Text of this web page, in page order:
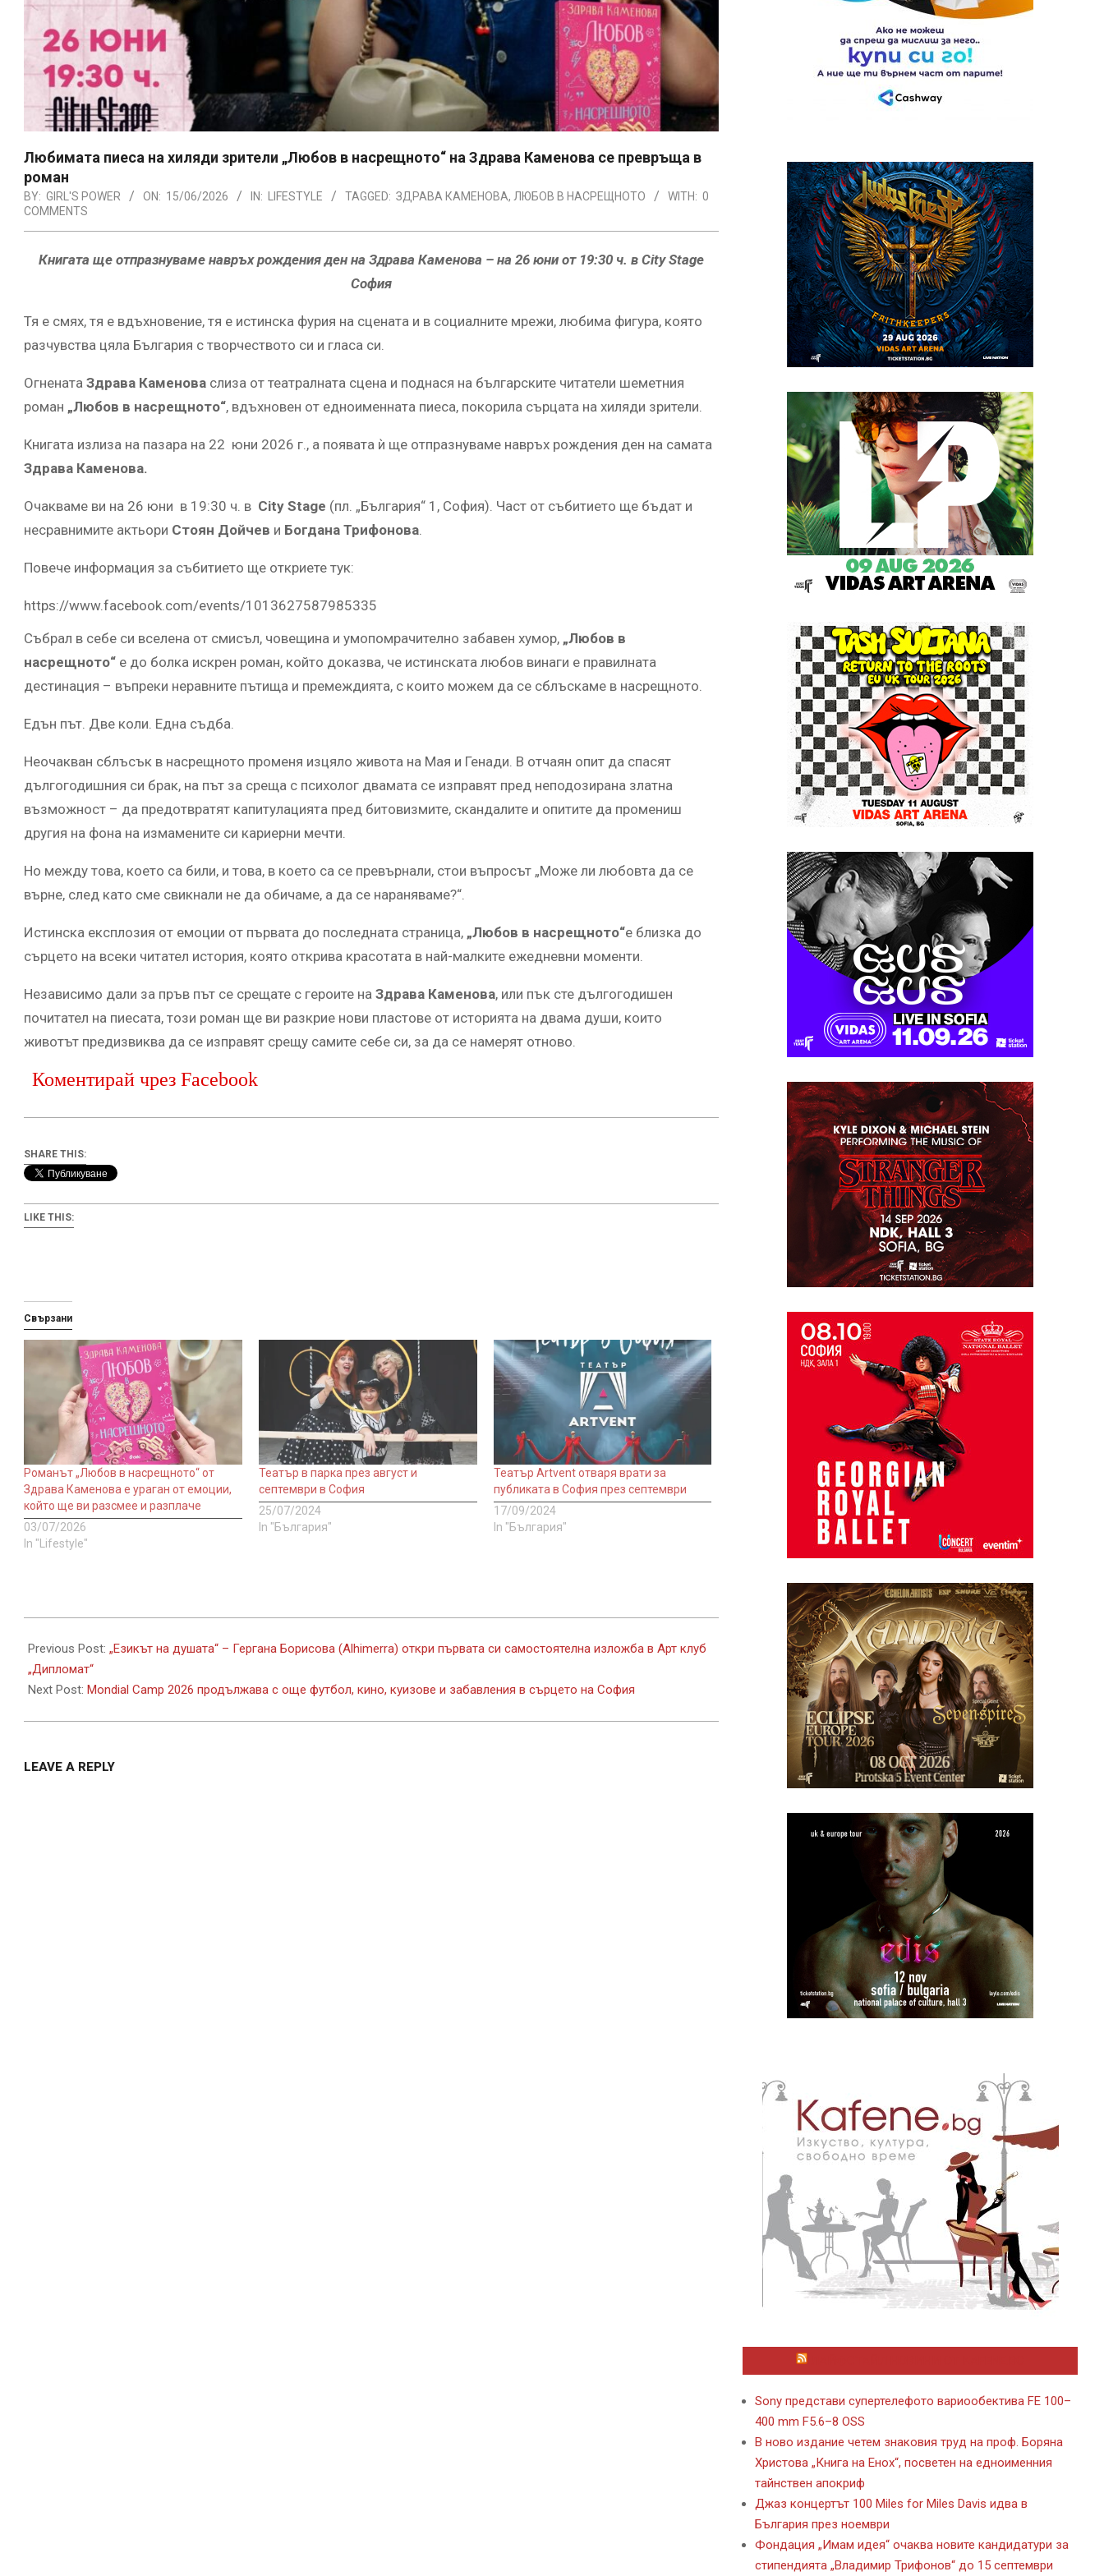
Любимата пиеса на хиляди зрители „Любов в насрещното“ на Здрава Каменова се превръща в
роман
BY: GIRL'S POWER ON: 15/06/2026 IN: LIFESTYLE TAGGED: ЗДРАВА КАМЕНОВА, ЛЮБОВ В НАСРЕЩНОТО WITH: 0
COMMENTS
Книгата ще отпразнуваме навръх рождения ден на Здрава Каменова – на 26 юни от 19:30 ч. в City Stage
София
Тя е смях, тя е вдъхновение, тя е истинска фурия на сцената и в социалните мрежи, любима фигура, която
разчувства цяла България с творчеството си и гласа си.
Огнената Здрава Каменова слиза от театралната сцена и поднася на българските читатели шеметния
роман „Любов в насрещното“, вдъхновен от едноименната пиеса, покорила сърцата на хиляди зрители.
Книгата излиза на пазара на 22 юни 2026 г., а появата ѝ ще отпразнуваме навръх рождения ден на самата
Здрава Каменова.
Очакваме ви на 26 юни в 19:30 ч. в City Stage (пл. „България“ 1, София). Част от събитието ще бъдат и
несравнимите актьори Стоян Дойчев и Богдана Трифонова
Повече информация за събитието ще откриете тук:
https://www.facebook.com/events/1013627587985335
Събрал в себе си вселена от смисъл, човещина и умопомрачително забавен хумор, „Любов в
насрещното“ е до болка искрен роман, който доказва, че истинската любов винаги е правилната
дестинация – въпреки неравните пътища и премеждията, с които можем да се сблъскаме в насрещното.
Едън път. Две коли. Една съдба.
Неочакван сблъсък в насрещното променя изцяло живота на Мая и Генади. В отчаян опит да спасят
дългогодишния си брак, на път за среща с психолог двамата се изправят пред неподозирана златна
възможност – да предотвратят капитулацията пред битовизмите, скандалите и опитите да промениш
другия на фона на измамените си кариерни мечти.
Но между това, което са били, и това, в което са се превърнали, стои въпросът „Може ли любовта да се
върне, след като сме свикнали не да обичаме, а да се нараняваме?“.
Истинска експлозия от емоции от първата до последната страница, „Любов в насрещното“е близка до
сърцето на всеки читател история, която открива красотата в най-малките ежедневни моменти.
Независимо дали за пръв път се срещате с героите на Здрава Каменова, или пък сте дългогодишен
почитател на пиесата, този роман ще ви разкрие нови пластове от историята на двама души, които
животът предизвиква да се изправят срещу самите себе си, за да се намерят отново.
Коментирай чрез Facebook
SHARE THIS:
LIKE THIS:
Свързани
Романът „Любов в насрещното“ от
Здрава Каменова е ураган от емоции,
който ще ви разсмее и разплаче
03/07/2026
In "Lifestyle"
Театър в парка през август и
септември в София
25/07/2024
In "България"
Театър Artvent отваря врати за
публиката в София през септември
17/09/2024
In "България"
06-
15
Previous Post: „Езикът на душата“ – Гергана Борисова (Alhimerra) откри първата си самостоятелна изложба в Арт клуб
„Дипломат“
Next Post: Mondial Camp 2026 продължава с още футбол, кино, куизове и забавления в сърцето на София
LEAVE A REPLY
Sony представи супертелефото вариообектива FE 100–
400 mm F5.6–8 OSS
В ново издание четем знаковия труд на проф. Боряна
Христова „Книга на Енох“, посветен на едноименния
тайнствен апокриф
Джаз концертът 100 Miles for Miles Davis идва в
България през ноември
Фондация „Имам идея“ очаква новите кандидатури за
стипендията „Владимир Трифонов“ до 15 септември